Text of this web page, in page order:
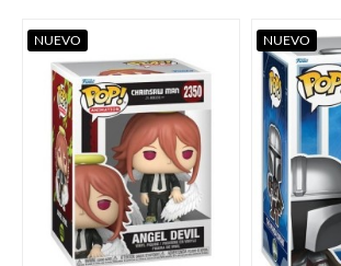
NUEVO NUEVO